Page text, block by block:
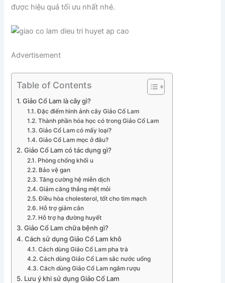
được hiệu quả tối ưu nhất nhé.
Advertisement
Table of Contents
Giảo Cổ Lam là cây gì?
Đặc điểm hình ảnh cây Giảo Cổ Lam
Thành phần hóa học có trong Giảo Cổ Lam
Giảo Cổ Lam có mấy loại?
Giảo Cổ Lam mọc ở đâu?
Giảo Cổ Lam có tác dụng gì?
Phòng chống khối u
Bảo vệ gan
Tăng cường hệ miễn dịch
Giảm căng thẳng mệt mỏi
Điều hòa cholesterol, tốt cho tim mạch
Hỗ trợ giảm cân
Hỗ trợ hạ đường huyết
Giảo Cổ Lam chữa bệnh gì?
Cách sử dụng Giảo Cổ Lam khô
Cách dùng Giảo Cổ Lam pha trà
Cách dùng Giảo Cổ Lam sắc nước uống
Cách dùng Giảo Cổ Lam ngâm rượu
Lưu ý khi sử dụng Giảo Cổ Lam